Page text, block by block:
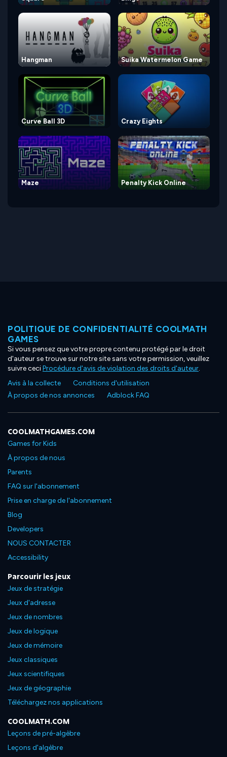
Hangman Suika Watermelon Game
Curve Ball 3D Crazy Eights
Maze Penalty Kick Online
POLITIQUE DE CONFIDENTIALITÉ COOLMATH
GAMES
Si vous pensez que votre propre contenu protégé par le droit
d'auteur se trouve sur notre site sans votre permission, veuillez
suivre ceciProcédure d'avis de violation des droits d'auteur.
Avis à la collecte
Conditions d'utilisation
À propos de nos annonces
Adblock FAQ
COOLMATHGAMES.COM
Games for Kids
À propos de nous
Parents
FAQ sur l'abonnement
Prise en charge de l'abonnement
Blog
Developers
NOUS CONTACTER
Accessibility
Parcourir les jeux
Jeux de stratégie
Jeux d'adresse
Jeux de nombres
Jeux de logique
Jeux de mémoire
Jeux classiques
Jeux scientifiques
Jeux de géographie
Téléchargez nos applications
COOLMATH.COM
Leçons de pré-algèbre
Leçons d'algèbre